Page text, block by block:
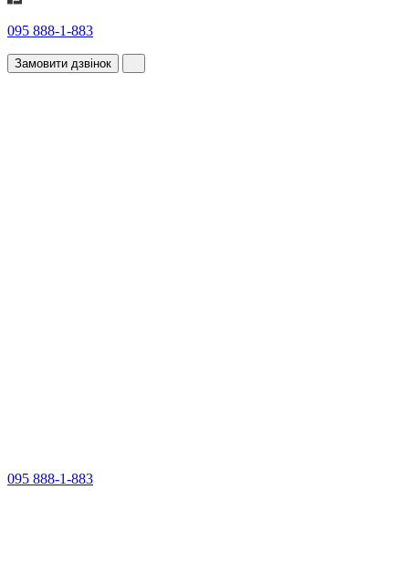
095 888-1-883
Замовити дзвінок
095 888-1-883